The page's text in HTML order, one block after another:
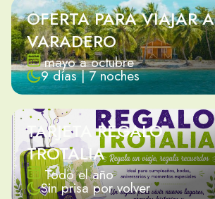
OFERTA PARA VIAJAR A
VARADERO
mayo a octubre
9 días | 7 noches
TARJETA REGALO
TROTALIA
Todo el año
Sin prisa por volver